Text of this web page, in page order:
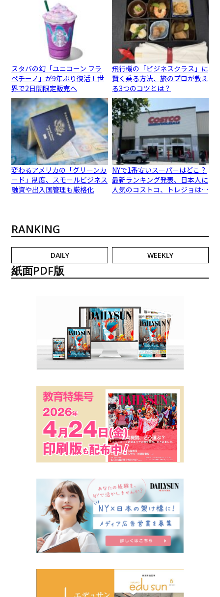
スタバの幻「ユニコーン フラ
ペチーノ」が9年ぶり復活！世
界で2日間限定販売へ
飛行機の「ビジネスクラス」に
賢く乗る方法、旅のプロが教え
る3つのコツとは？
変わるアメリカの「グリーンカ
ード」制度、スモールビジネス
融資や出入国管理も厳格化
NYで1番安いスーパーはどこ？
最新ランキング発表、日本人に
人気のコストコ、トレジョは…
RANKING
DAILY WEEKLY
紙面PDF版